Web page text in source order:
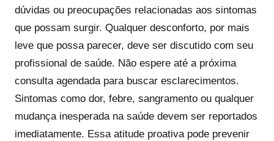
dúvidas ou preocupações relacionadas aos sintomas
que possam surgir. Qualquer desconforto, por mais
leve que possa parecer, deve ser discutido com seu
profissional de saúde. Não espere até a próxima
consulta agendada para buscar esclarecimentos.
Sintomas como dor, febre, sangramento ou qualquer
mudança inesperada na saúde devem ser reportados
imediatamente. Essa atitude proativa pode prevenir